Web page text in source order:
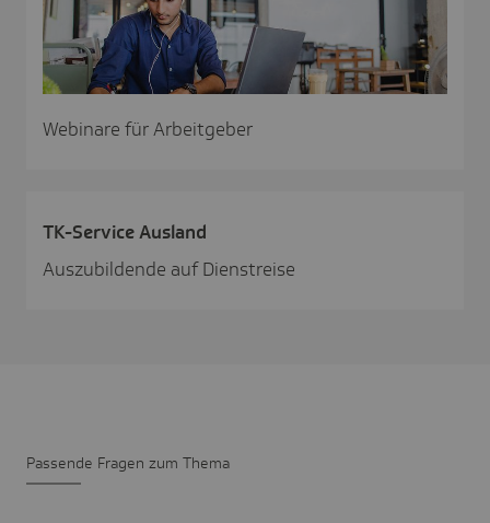
Webinare für Arbeitgeber
TK-Service Ausland
Auszubildende auf Dienstreise
Passende Fragen zum Thema